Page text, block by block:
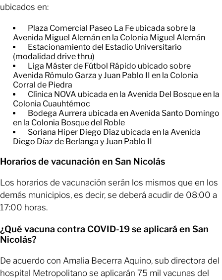
ubicados en:
Plaza Comercial Paseo La Fe ubicada sobre la
Avenida Miguel Alemán en la Colonia Miguel Alemán
Estacionamiento del Estadio Universitario
(modalidad drive thru)
Liga Máster de Fútbol Rápido ubicado sobre
Avenida Rómulo Garza y Juan Pablo II en la Colonia
Corral de Piedra
Clínica NOVA ubicada en la Avenida Del Bosque en la
Colonia Cuauhtémoc
Bodega Aurrera ubicada en Avenida Santo Domingo
en la Colonia Bosque del Roble
Soriana Hiper Diego Díaz ubicada en la Avenida
Diego Díaz de Berlanga y Juan Pablo II
Horarios de vacunación en San Nicolás
Los horarios de vacunación serán los mismos que en los
demás municipios, es decir, se deberá acudir de 08:00 a
17:00 horas.
¿Qué vacuna contra COVID-19 se aplicará en San
Nicolás?
De acuerdo con Amalia Becerra Aquino, sub directora del
hospital Metropolitano se aplicarán 75 mil vacunas del